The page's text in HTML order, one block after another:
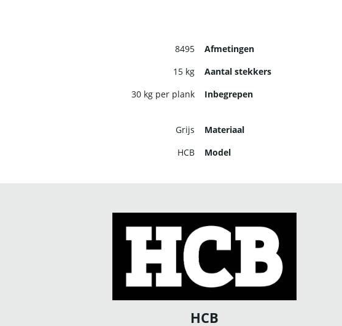
8495
Afmetingen
15 kg
Aantal stekkers
30 kg per plank Inbegrepen
Grijs
Materiaal
HCB Model
HCB